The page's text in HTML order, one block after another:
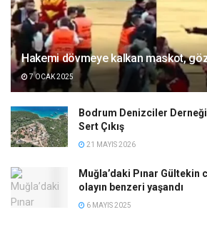
Hakemi dövmeye kalkan maskot,
7 OCAK 2025
Bodrum Denizciler
Sert Çıkış
21 MAYIS 2026
Muğla’daki Pınar Gültekin
olayın benzeri yaşandı
6 MAYIS 2025